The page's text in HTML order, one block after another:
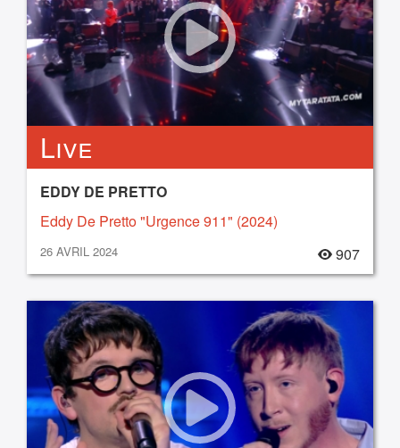
Live
EDDY DE PRETTO
Eddy De Pretto "Urgence 911" (2024)
26 AVRIL 2024 907